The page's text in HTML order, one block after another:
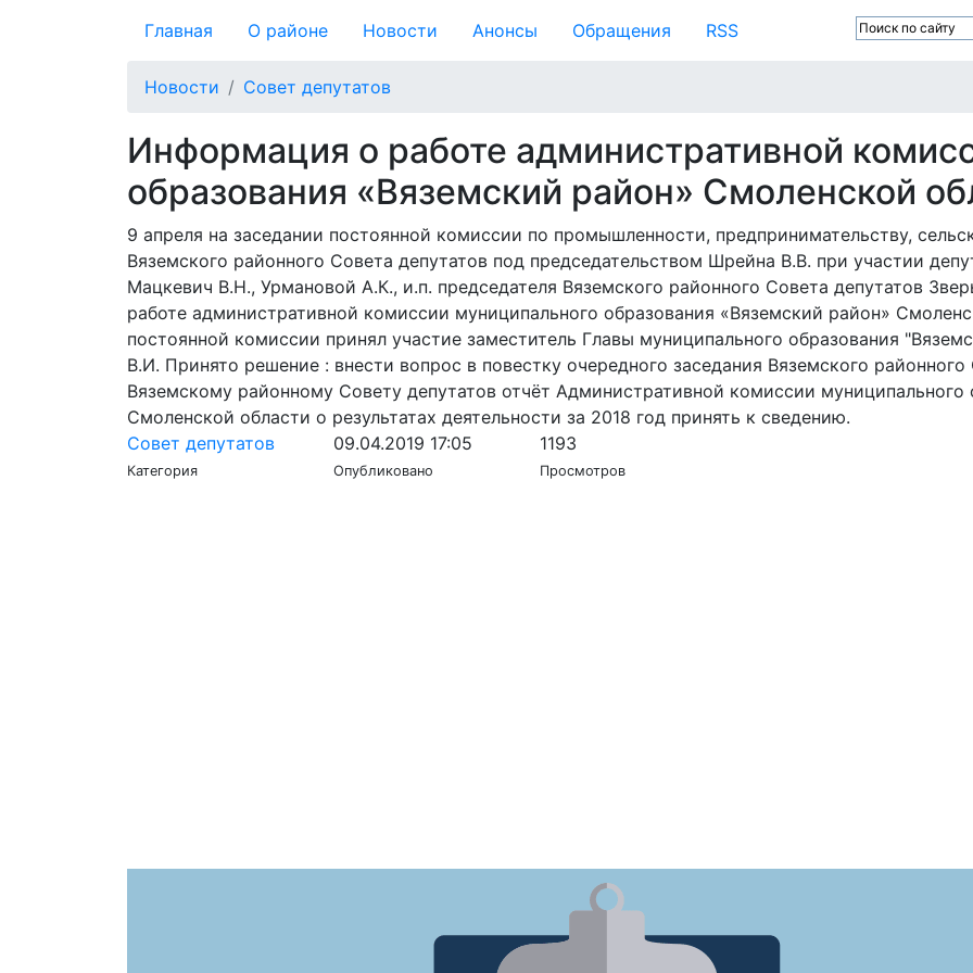
Главная О районе Новости Анонсы Обращения RSS
Новости Совет депутатов
Информация о работе административной
образования «Вяземский район» Смоленской
9 апреля на заседании постоянной комиссии по промышленности, предпринимательству,
Вяземского районного Совета депутатов под председательством Шрейна В.В. при участии
Мацкевич В.Н., Урмановой А.К., и.п. председателя Вяземского районного Совета депутатов
работе административной комиссии муниципального образования «Вяземский район»
постоянной комиссии принял участие заместитель Главы муниципального образования
В.И. Принято решение : внести вопрос в повестку очередного заседания Вяземского
Вяземскому районному Совету депутатов отчёт Административной комиссии муниципального
Смоленской области о результатах деятельности за 2018 год принять к сведению.
Совет депутатов
Категория
09.04.2019 17:05
Опубликовано
1193
Просмотров